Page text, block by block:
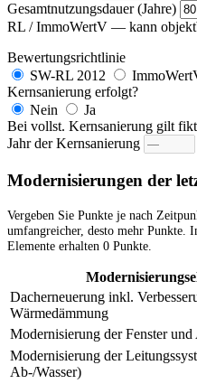
Gesamtnutzungsdauer (Jahre)
RL / ImmoWertV — kann
Bewertungsrichtlinie
SW-RL 2012
Kernsanierung erfolgt?
Nein
Ja
Bei vollst. Kernsanierung gilt
Jahr der Kernsanierung
Modernisierungen der
Vergeben Sie Punkte je nach
umfangreicher, desto mehr Punkte.
Elemente erhalten 0 Punkte.
Dacherneuerung inkl.
Wärmedämmung
Modernisierung der Fenster und
Modernisierung der
Ab-/Wasser)